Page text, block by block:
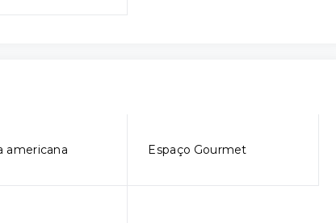
americana Espaço Gourmet